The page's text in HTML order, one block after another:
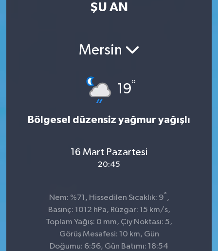
ŞU AN
Mersin
19°
Bölgesel düzensiz yağmur yağışlı
16 Mart Pazartesi
20:45
Nem: %71, Hissedilen Sıcaklık: 9° ,
Basınç: 1012 hPa, Rüzgar: 15 km/s,
Toplam Yağış: 0 mm, Çiy Noktası: 5,
Görüş Mesafesi: 10 km, Gün
Doğumu: 6:56, Gün Batımı: 18:54
Sağlık